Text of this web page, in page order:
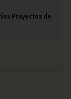
Proyectos de